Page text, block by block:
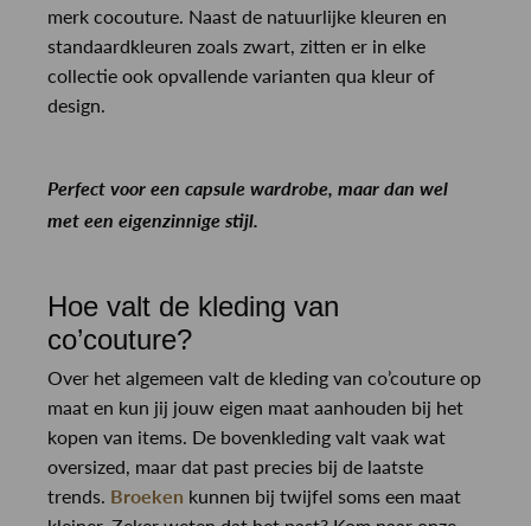
merk cocouture. Naast de natuurlijke kleuren en
standaardkleuren zoals zwart, zitten er in elke
collectie ook opvallende varianten qua kleur of
design.
Perfect voor een capsule wardrobe, maar dan wel
met een eigenzinnige stijl.
Hoe valt de kleding van
co’couture?
Over het algemeen valt de kleding van co’couture op
maat en kun jij jouw eigen maat aanhouden bij het
kopen van items. De bovenkleding valt vaak wat
oversized, maar dat past precies bij de laatste
trends. Broeken kunnen bij twijfel soms een maat